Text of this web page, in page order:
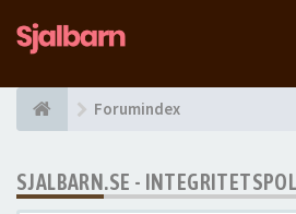
Forumindex
SJALBARN.SE -